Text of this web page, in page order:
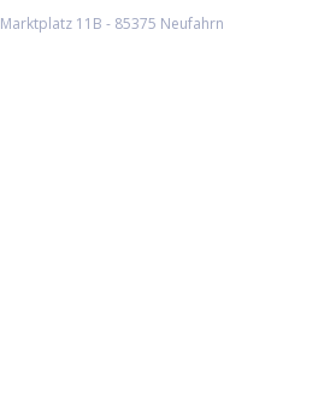
Marktplatz 11B - 85375 Neufahrn